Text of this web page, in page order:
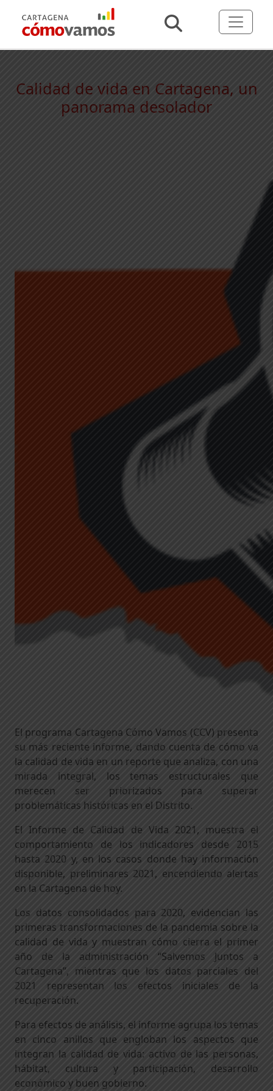
Calidad de vida en Cartagena, un
panorama desolador
El programa Cartagena Cómo Vamos (CCV) presenta
su más reciente informe, dando cuenta de cómo va
la calidad de vida en un reporte que analiza, con una
mirada integral, los temas estructurales que
merecen ser priorizados para superar
problemáticas históricas en el Distrito.
El Informe de Calidad de Vida 2021, muestra el
comportamiento de los indicadores desde 2015
hasta 2020 y, en los casos donde hay información
disponible, preliminares 2021, encendiendo alertas
en la Cartagena de hoy.
Los datos consolidados para 2020, evidencian las
primeras transformaciones de la pandemia sobre la
calidad de vida y muestran cómo cierra el primer
año de la administración “Salvemos Juntos a
Cartagena”, mientras que los datos parciales del
2021 representan los efectos iniciales de la
recuperación.
Para efectos de análisis, el informe agrupa los temas
en cinco anillos que engloban los aspectos que
integran la calidad de vida: activo de las personas,
hábitat, cultura y participación, desarrollo
económico y buen gobierno.